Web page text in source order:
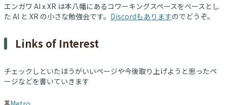
エンガワ AI x XR は本八幡にあるコワーキングスペースをベースとし
た AI と XR の小さな勉強会です。 Discordもありますのでどうぞ。
Links of Interest
チェックしといたほうがいいページや今後取り上げようと思ったペ
ージなどを書いていきます